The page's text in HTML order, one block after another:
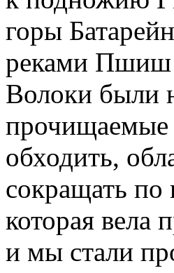
горы
реками Пшиш
Волоки были
прочищаемые
обходить,
сокращать
которая вела
и мы стали